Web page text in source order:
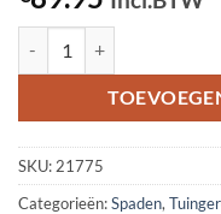
SKU: 21775
Categorieën:Spaden,